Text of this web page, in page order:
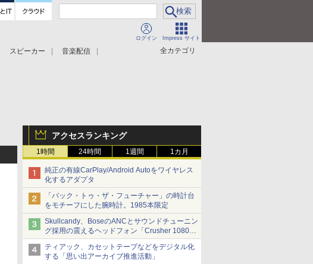
ログイン Impress サイト
全カテゴリ
スピーカー
音楽配信
アクセスランキング
1時間 24時間 1週間 1カ月
純正の有線CarPlay/Android Autoをワイヤレス
化するアダプタ
「バック・トゥ・ザ・フューチャー」の時計台
をモチーフにした腕時計。1985本限定
Skullcandy、BoseのANCとサウンドチューニン
グ採用の震えるヘッドフォン「Crusher 1080
ANC」
ティアック、カセットテープなどをデジタル化
する「思い出アーカイブ推進活動」